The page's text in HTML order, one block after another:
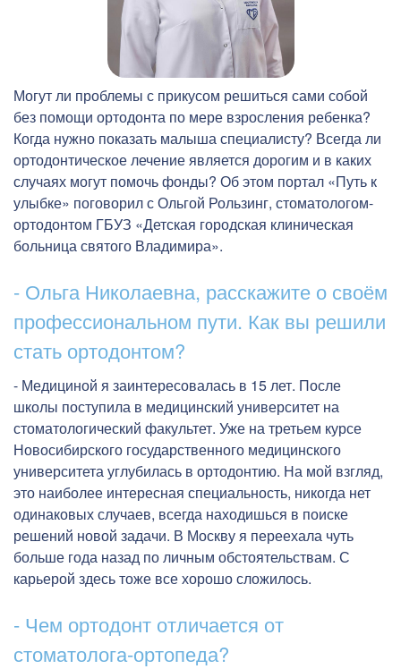
Могут ли проблемы с прикусом решиться сами собой
без помощи ортодонта по мере взросления ребенка?
Когда нужно показать малыша специалисту? Всегда ли
ортодонтическое лечение является дорогим и в каких
случаях могут помочь фонды? Об этом портал «Путь к
улыбке» поговорил с Ольгой Рользинг, стоматологом-
ортодонтом ГБУЗ «Детская городская клиническая
больница святого Владимира».
- Ольга Николаевна, расскажите о своём
профессиональном пути. Как вы решили
стать ортодонтом?
- Медициной я заинтересовалась в 15 лет. После
школы поступила в медицинский университет на
стоматологический факультет. Уже на третьем курсе
Новосибирского государственного медицинского
университета углубилась в ортодонтию. На мой взгляд,
это наиболее интересная специальность, никогда нет
одинаковых случаев, всегда находишься в поиске
решений новой задачи. В Москву я переехала чуть
больше года назад по личным обстоятельствам. С
карьерой здесь тоже все хорошо сложилось.
- Чем ортодонт отличается от
стоматолога-ортопеда?